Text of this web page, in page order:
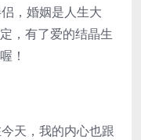
，婚姻是人生大
，有了爱的结晶生
！
天，我的内心也跟